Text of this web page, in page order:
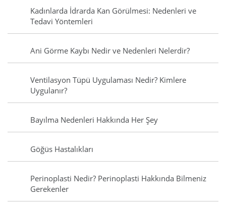
Kadınlarda İdrarda Kan Görülmesi: Nedenleri ve
Tedavi Yöntemleri
Ani Görme Kaybı Nedir ve Nedenleri Nelerdir?
Ventilasyon Tüpü Uygulaması Nedir? Kimlere
Uygulanır?
Bayılma Nedenleri Hakkında Her Şey
Göğüs Hastalıkları
Perinoplasti Nedir? Perinoplasti Hakkında Bilmeniz
Gerekenler